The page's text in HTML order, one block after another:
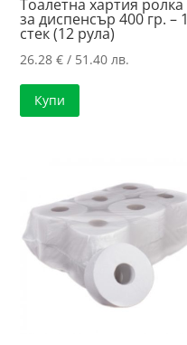
Тоалетна хартия ролка
за диспенсър 400 гр. – 1
стек (12 рула)
26.28€ / 51.40 лв.
Купи